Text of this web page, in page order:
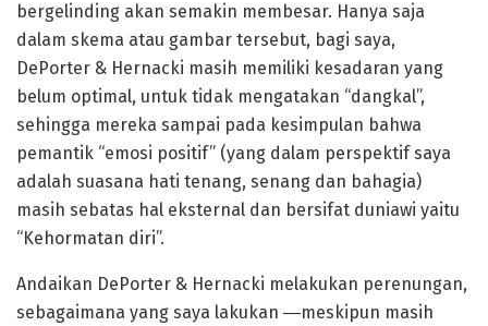
bergelinding akan semakin membesar. Hanya saja
dalam skema atau gambar tersebut, bagi saya,
DePorter & Hernacki masih memiliki kesadaran yang
belum optimal, untuk tidak mengatakan “dangkal”,
sehingga mereka sampai pada kesimpulan bahwa
pemantik “emosi positif” (yang dalam perspektif saya
adalah suasana hati tenang, senang dan bahagia)
masih sebatas hal eksternal dan bersifat duniawi yaitu
“Kehormatan diri”.
Andaikan DePorter & Hernacki melakukan perenungan,
sebagaimana yang saya lakukan ―meskipun masih